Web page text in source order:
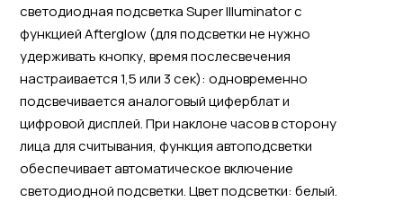
светодиодная подсветка Super Illuminator с
функцией Afterglow (для подсветки не нужно
удерживать кнопку, время послесвечения
настраивается 1,5 или 3 сек): одновременно
подсвечивается аналоговый циферблат и
цифровой дисплей. При наклоне часов в сторону
лица для считывания, функция автоподсветки
обеспечивает автоматическое включение
светодиодной подсветки. Цвет подсветки: белый.